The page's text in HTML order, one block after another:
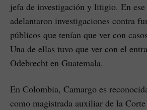
jefa de investigación y litigio. En ese
adelantaron investigaciones contra
públicos que tenían que ver con
Una de ellas tuvo que ver con el
Odebrecht en Guatemala.
En Colombia, Camargo es
como magistrada auxiliar de la